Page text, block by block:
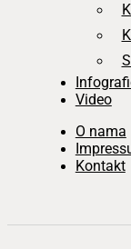
Video
O nama
Kontakt